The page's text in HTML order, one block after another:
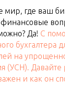
мир, где ваш
финансовые
Да! С
бухгалтера
на
(УСН). Давайте
и как он